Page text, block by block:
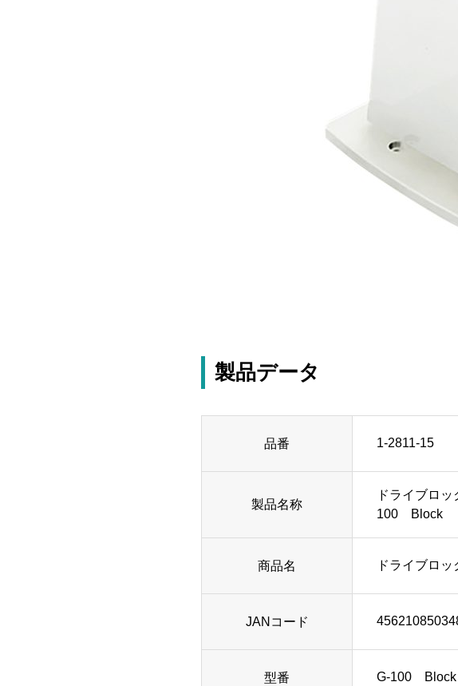
製品データ
品番 1-2811-15
製品名称
ドライブロ
100 Block
商品名 ドライブロ
JANコード
型番 G-100 Block